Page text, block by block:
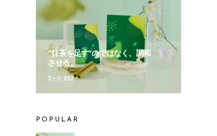
“抹茶を足す”のではなく、調和
させる。
3か月 AGO
POPULAR